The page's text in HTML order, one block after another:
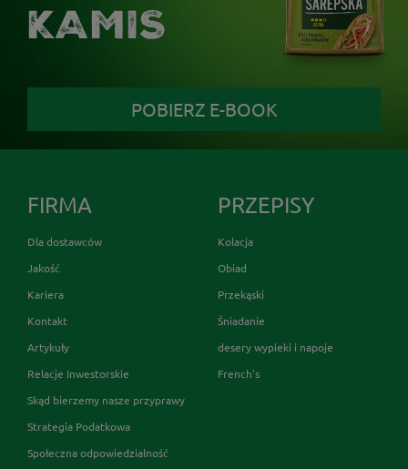
KAMIS
POBIERZ E-BOOK
FIRMA
Dla dostawców
Jakość
Kariera
Kontakt
Artykuły
Relacje Inwestorskie
Skąd bierzemy nasze przyprawy
Strategia Podatkowa
Społeczna odpowiedzialność
PRZEPISY
Kolacja
Obiad
Przekąski
Śniadanie
desery wypieki i napoje
French's